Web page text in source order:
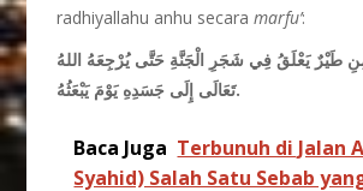
radhiyallahu anhu secaramarfu’:
طَيْرٌ يَعْلَقُ فِي شَجَرِ الْجَنَّةِ حَتَّى يُرْجِعَهُ اللهُ
تَعَالَى إِلَى جَسَدِهِ يَوْمَ يَبْعَثُهُ.
Baca Juga Terbunuh di Jalan
Syahid) Salah Satu Sebab